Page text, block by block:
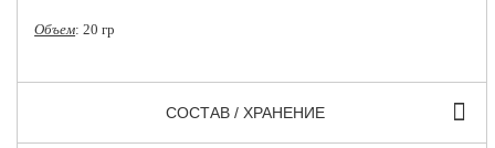
Объем: 20 гр
СОСТАВ / ХРАНЕНИЕ